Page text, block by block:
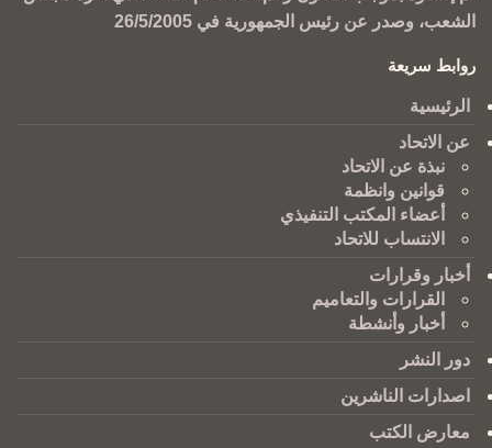
الشعب، وصدر عن رئيس الجمهورية في 26/5/2005
روابط سريعة
الرئيسية
عن الاتحاد
نبذة عن الاتحاد
قوانين وانظمة
أعضاء المكتب التنفيذي
الانتساب للاتحاد
أخبار وقرارات
القرارات والتعاميم
أخبار وأنشطة
دور النشر
اصدارات الناشرين
معارض الكتب